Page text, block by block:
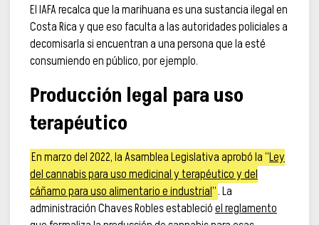
El IAFA recalca que la marihuana es una sustancia ilegal en
Costa Rica y que eso faculta a las autoridades policiales a
decomisarla si encuentran a una persona que la esté
consumiendo en público, por ejemplo.
Producción legal para uso
terapéutico
En marzo del 2022, la Asamblea Legislativa aprobó la “Ley
del cannabis para uso medicinal y terapéutico y del
cáñamo para uso alimentario e industrial”. La
administración Chaves Robles establecióel reglamento